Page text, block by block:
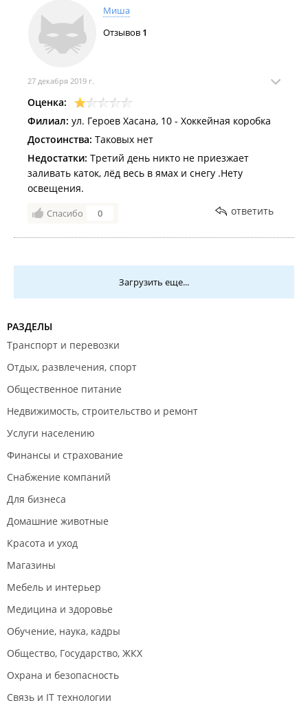
Миша
Отзывов 1
27 декабря 2019 г.
Оценка:
Филиал: ул. Героев Хасана, 10 - Хоккейная коробка
Достоинства: Таковых нет
Недостатки: Третий день никто не приезжает
заливать каток, лёд весь в ямах и снегу .Нету
освещения.
Спасибо 0 ответить
Загрузить еще...
РАЗДЕЛЫ
Транспорт и перевозки
Отдых, развлечения, спорт
Общественное питание
Недвижимость, строительство и ремонт
Услуги населению
Финансы и страхование
Снабжение компаний
Для бизнеса
Домашние животные
Красота и уход
Магазины
Мебель и интерьер
Медицина и здоровье
Обучение, наука, кадры
Общество, Государство, ЖКХ
Охрана и безопасность
Связь и IT технологии